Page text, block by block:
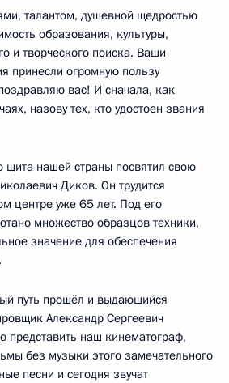
талантом, душевной щедростью
образования, культуры,
и творческого поиска. Ваши
принесли огромную пользу
вас! И сначала, как
назову тех, кто удостоен звания
щита нашей страны посвятил свою
Диков. Он трудится
центре уже 65 лет. Под его
множество образцов техники,
значение для обеспечения
путь прошёл и выдающийся
Александр Сергеевич
наш кинематограф,
без музыки этого замечательного
песни и сегодня звучат